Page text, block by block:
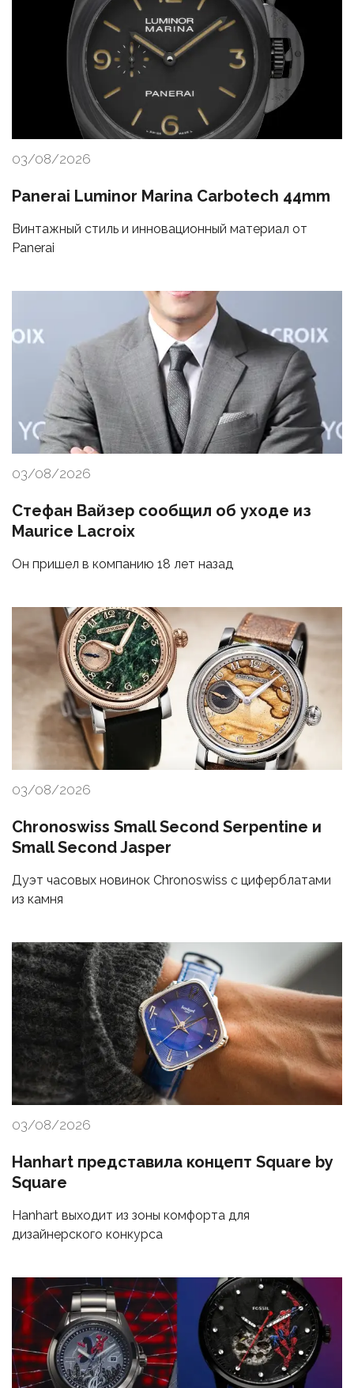
03/08/2026
Panerai Luminor Marina Carbotech 44mm
Винтажный стиль и инновационный материал от
Panerai
03/08/2026
Стефан Вайзер сообщил об уходе из
Maurice Lacroix
Он пришел в компанию 18 лет назад
03/08/2026
Chronoswiss Small Second Serpentine и
Small Second Jasper
Дуэт часовых новинок Chronoswiss с циферблатами
из камня
03/08/2026
Hanhart представила концепт Square by
Square
Hanhart выходит из зоны комфорта для
дизайнерского конкурса